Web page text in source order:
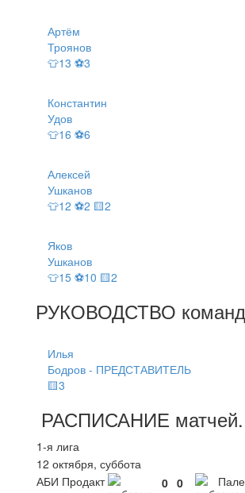
Артём
Троянов
👕13 ⚽3
Константин
Удов
👕16 ⚽6
Алексей
Ушканов
👕12 ⚽2 🟨2
Яков
Ушканов
👕15 ⚽10 🟨2
РУКОВОДСТВО
Илья
Бодров - ПРЕДСТАВИТЕЛЬ
🟨3
РАСПИСАНИЕ матчей.
1-я лига
12 октября, суббота
АБИ Продакт
0 0